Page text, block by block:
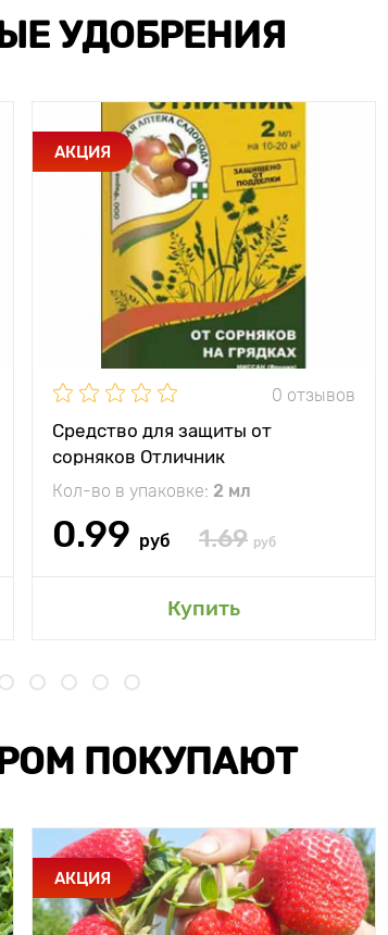
УДОБРЕНИЯ
АКЦИЯ
0 отзывов
Средство для защиты от
сорняков Отличник
Кол-во в упаковке: 2 мл
0.99 руб 1.69 руб
Купить
ПОКУПАЮТ
АКЦИЯ